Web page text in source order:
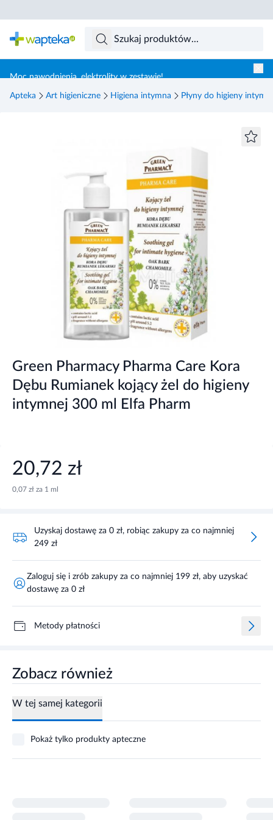
Moc nawodnienia, elektrolity w zestawie!
Apteka Art higieniczne Higiena intymna Płyny do higieny
Green Pharmacy Pharma Care Kora
Dębu Rumianek kojący żel do higieny
intymnej 300 ml Elfa Pharm
20,72 zł
0,07 zł za 1 ml
Uzyskaj dostawę za 0 zł, robiąc zakupy za co najmniej
249 zł
Zaloguj się i zrób zakupy za co najmniej 199 zł, aby uzyskać
dostawę za 0 zł
Metody płatności
Zobacz również
W tej samej kategorii
Pokaż tylko produkty apteczne